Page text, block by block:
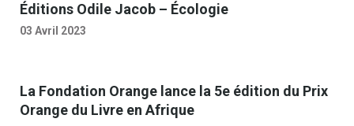
Éditions Odile Jacob – Écologie
03 Avril 2023
La Fondation Orange lance la 5e édition du Prix
Orange du Livre en Afrique